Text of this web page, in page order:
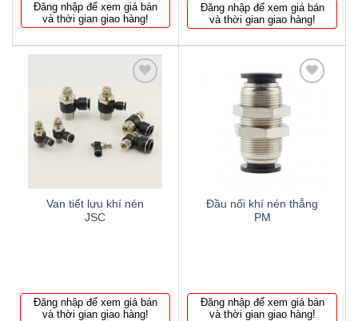
Đăng nhập để xem giá bán
và thời gian giao hàng!
Đăng nhập để xem giá bán
và thời gian giao hàng!
Thêm
to
wishlist
Van tiết lưu khí nén
JSC
Đăng nhập để xem giá bán
và thời gian giao hàng!
Đầu nối khí nén thẳng
PM
Đăng nhập để xem giá bán
và thời gian giao hàng!